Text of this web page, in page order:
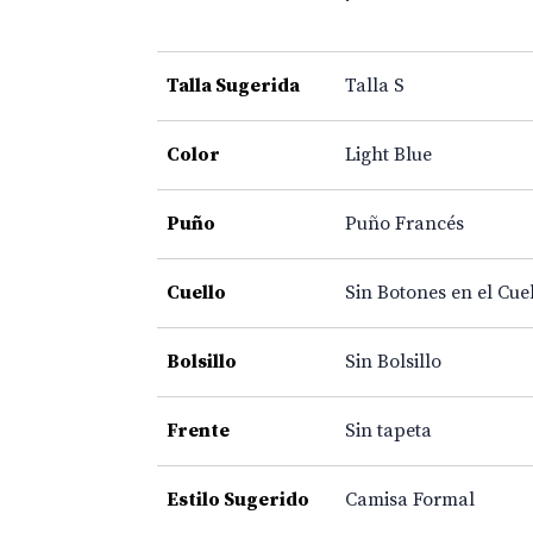
Talla Sugerida Talla S
Color Light Blue
Puño Puño Francés
Cuello Sin Botones en el
Bolsillo Sin Bolsillo
Frente Sin tapeta
Estilo Sugerido Camisa Formal